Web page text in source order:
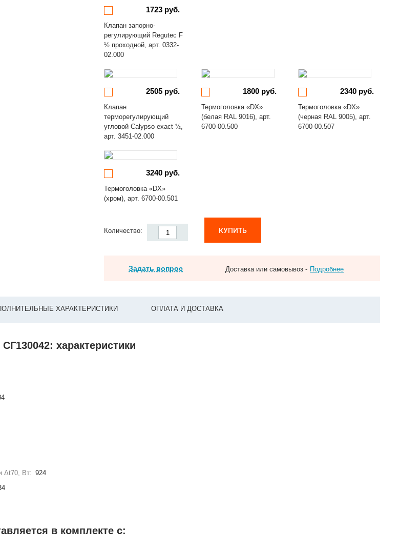
1723 руб.
Клапан запорно-
регулирующий Regutec F
½ проходной, арт. 0332-
02.000
2505 руб.
Клапан
терморегулирующий
угловой Calypso exact ½,
арт. 3451-02.000
1800 руб.
Термоголовка «DX»
(белая RAL 9016), арт.
6700-00.500
2340 руб.
Термоголовка «DX»
(черная RAL 9005), арт.
6700-00.507
3240 руб.
Термоголовка «DX»
(хром), арт. 6700-00.501
Количество: КУПИТЬ
Задать вопрос Доставка или самовывоз - Подробнее
ХАРАКТЕРИСТИКИ ОПЛАТА И ДОСТАВКА
характеристики
Δt70, Вт: 924
в комплекте с: